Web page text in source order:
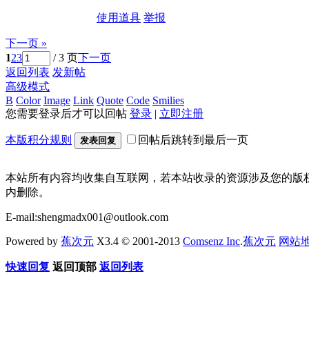
使用道具 举报
下一页 »
123 / 3 页下一页
返回列表 发新帖
高级模式
B Color Image Link Quote Code Smilies
您需要登录后才可以回帖 登录 | 立即注册
本版积分规则 发表回复 回帖后跳转到最后一页
本站所有内容均收集自互联网，若本站收录的资源涉及您的
内删除。
E-mail:shengmadx001@outlook.com
Powered by 蕉次元 X3.4 © 2001-2013 Comsenz Inc.蕉次元 网站
快速回复 返回顶部 返回列表